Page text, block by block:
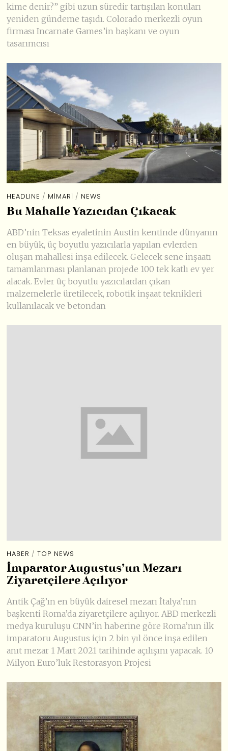
kime denir?” gibi uzun süredir tartışılan konuları
yeniden gündeme taşıdı. Colorado merkezli oyun
firması Incarnate Games’in başkanı ve oyun
tasarımcısı
HEADLINE / MIMARI / NEWS
Bu Mahalle Yazıcıdan Çıkacak
ABD’nin Teksas eyaletinin Austin kentinde dünyanın
en büyük, üç boyutlu yazıcılarla yapılan evlerden
oluşan mahallesi inşa edilecek. Gelecek sene inşaatı
tamamlanması planlanan projede 100 tek katlı ev yer
alacak. Evler üç boyutlu yazıcılardan çıkan
malzemelerle üretilecek, robotik inşaat teknikleri
kullanılacak ve betondan
HABER / TOP NEWS
İmparator Augustus’un Mezarı
Ziyaretçilere Açılıyor
Antik Çağ’ın en büyük dairesel mezarı İtalya’nın
başkenti Roma’da ziyaretçilere açılıyor. ABD merkezli
medya kuruluşu CNN’in haberine göre Roma’nın ilk
imparatoru Augustus için 2 bin yıl önce inşa edilen
anıt mezar 1 Mart 2021 tarihinde açılışını yapacak. 10
Milyon Euro’luk Restorasyon Projesi